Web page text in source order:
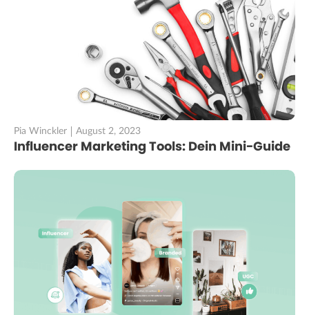
Pia Winckler August 2, 2023
Influencer Marketing Tools: Dein Mini-Guide